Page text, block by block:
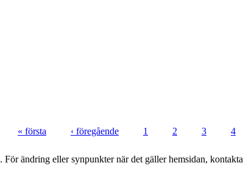
« första ‹ föregående 1 2 3 4
. För ändring eller synpunkter när det gäller hemsidan, kontakta